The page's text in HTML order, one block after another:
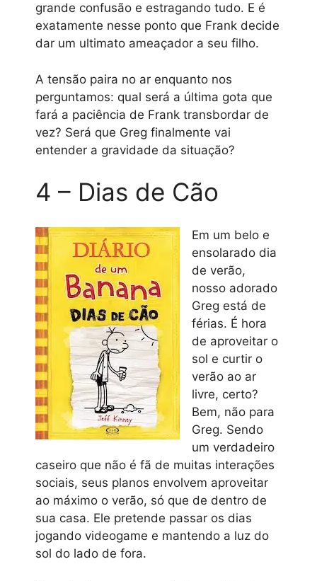
grande confusão e estragando tudo. E é
exatamente nesse ponto que Frank decide
dar um ultimato ameaçador a seu filho.
A tensão paira no ar enquanto nos
perguntamos: qual será a última gota que
fará a paciência de Frank transbordar de
vez? Será que Greg finalmente vai
entender a gravidade da situação?
4 – Dias de Cão
Em um belo e
ensolarado dia
de verão,
nosso adorado
Greg está de
férias. É hora
de aproveitar o
sol e curtir o
verão ao ar
livre, certo?
Bem, não para
Greg. Sendo
um verdadeiro
caseiro que não é fã de muitas interações
sociais, seus planos envolvem aproveitar
ao máximo o verão, só que de dentro de
sua casa. Ele pretende passar os dias
jogando videogame e mantendo a luz do
sol do lado de fora.